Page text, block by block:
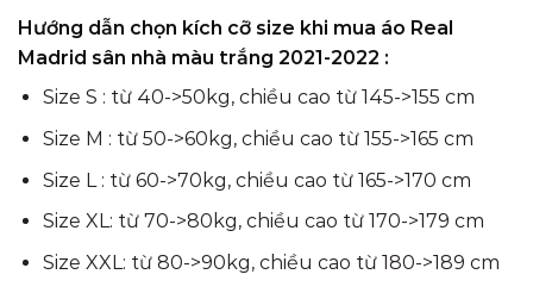
Hướng dẫn chọn kích cỡ size khi mua áo Real
Madrid sân nhà màu trắng 2021-2022 :
Size S : từ 40->50kg, chiều cao từ 145->155 cm
Size M : từ 50->60kg, chiều cao từ 155->165 cm
Size L : từ 60->70kg, chiều cao từ 165->170 cm
Size XL: từ 70->80kg, chiều cao từ 170->179 cm
Size XXL: từ 80->90kg, chiều cao từ 180->189 cm